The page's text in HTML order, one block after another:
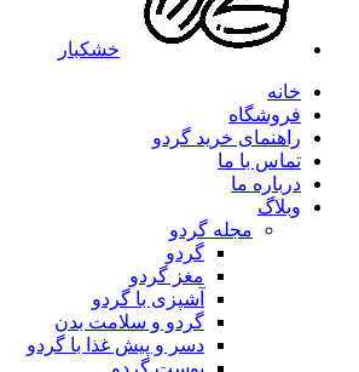
خشکبار
خانه
فروشگاه
راهنمای خرید گردو
تماس با ما
درباره ما
وبلاگ
مجله گردو
گردو
مغز گردو
آشپزی با گردو
گردو و سلامت بدن
دسر و پیش غذا با گردو
پوست گردو